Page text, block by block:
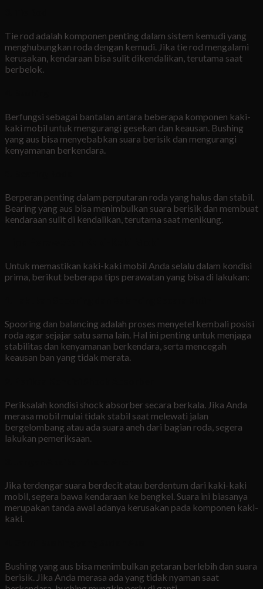
Tie rod adalah komponen penting dalam sistem kemudi yang
menghubungkan roda dengan kemudi. Jika tie rod mengalami
kerusakan, kendaraan bisa sulit dikendalikan, terutama saat
berbelok.
Berfungsi sebagai bantalan antara beberapa komponen kaki-
kaki mobil untuk mengurangi gesekan dan keausan. Bushing
yang aus bisa menyebabkan suara berisik dan mengurangi
kenyamanan berkendara.
Berperan penting dalam perputaran roda yang halus dan stabil.
Bearing yang aus bisa menimbulkan suara berisik dan membuat
kendaraan sulit di kendalikan, terutama saat menikung.
Untuk memastikan kaki-kaki mobil Anda selalu dalam kondisi
prima, berikut beberapa tips perawatan yang bisa di lakukan:
Spooring dan balancing adalah proses menyetel kembali posisi
roda agar sejajar satu sama lain. Hal ini penting untuk menjaga
stabilitas dan kenyamanan berkendara, serta mencegah
keausan ban yang tidak merata.
Periksalah kondisi shock absorber secara berkala. Jika Anda
merasa mobil mulai tidak stabil saat melewati jalan
bergelombang atau ada suara aneh dari bagian roda, segera
lakukan pemeriksaan.
Jika terdengar suara berdecit atau berdentum dari kaki-kaki
mobil, segera bawa kendaraan ke bengkel. Suara ini biasanya
merupakan tanda awal adanya kerusakan pada komponen kaki-
kaki.
Bushing yang aus bisa menimbulkan getaran berlebih dan suara
berisik. Jika Anda merasa ada yang tidak nyaman saat